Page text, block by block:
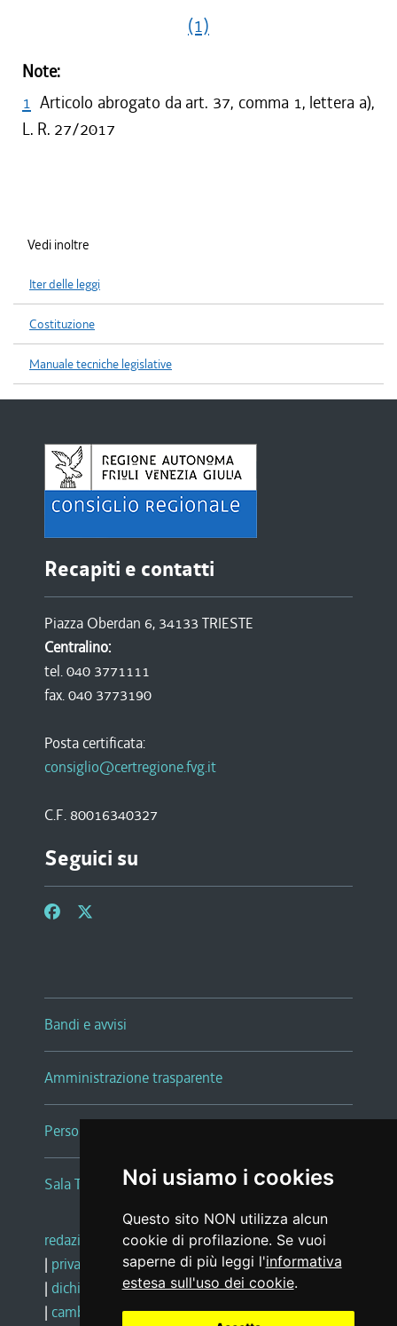
Noi usiamo i cookies
Questo sito NON utilizza alcun
cookie di profilazione. Se vuoi
saperne di più leggi l'informativa
estesa sull'uso dei cookie.
(1)
Note:
1 Articolo abrogato da art. 37, comma 1, lettera a),
L. R. 27/2017
Vedi inoltre
Iter delle leggi
Costituzione
Manuale tecniche legislative
Recapiti e contatti
Piazza Oberdan 6, 34133 TRIESTE
Centralino:
tel. 040 3771111
fax. 040 3773190
Posta certificata:
consiglio@certregione.fvg.it
C.F. 80016340327
Seguici su
Bandi e avvisi
Amministrazione trasparente
Persone e Uffici
Sala Tiziano Tessitori
redazione web |note legali |glossario
| privacy
social media policy
| dichiarazione di accessibilità |feedback
| cambio preferenze cookie